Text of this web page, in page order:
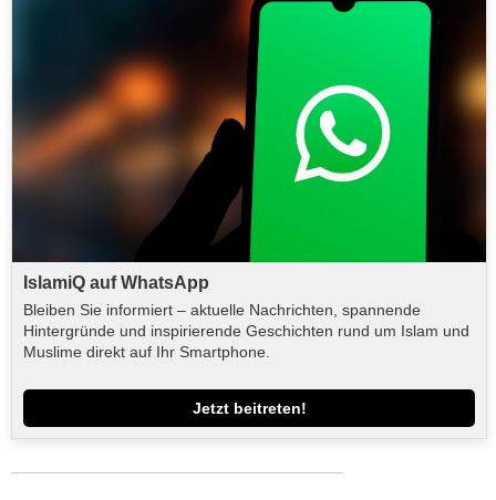
IslamiQ auf WhatsApp
Bleiben Sie informiert – aktuelle Nachrichten, spannende
Hintergründe und inspirierende Geschichten rund um Islam und
Muslime direkt auf Ihr Smartphone.
Jetzt beitreten!